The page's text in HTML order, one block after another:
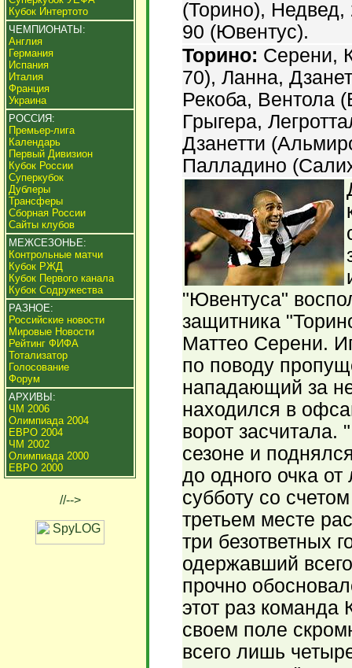
Кубок Интертото
ЧЕМПИОНАТЫ:
Англия
Германия
Испания
Италия
Франция
Украина
РОССИЯ:
Премьер-лига
Календарь
Первый Дивизион
Кубок России
Суперкубок
Дублеры
Трансферы
Сборная России
Сайты клубов
МЕЖСЕЗОНЬЕ:
Контрольные матчи
Кубок РЖД
Кубок Первого канала
Кубок Содружества
РАЗНОЕ:
Российские новости
Мировые Новости
Рейтинг ФИФА
Тотализатор
Голосование
Форум
АРХИВЫ:
ЧМ 2006
Олимпиада 2004
ЕВРО 2004
ЧМ 2002
Олимпиада 2000
ЕВРО 2000
//-->
(Торино), Недвед,
90 (Ювентус).
Торино: Серени,
70), Ланна,
Рекоба, Вентола
Грыгера,
Дзанетти
Палладино
"Ювентуса"
защитника
Маттео Серени.
по поводу
нападающий за
находился в
ворот
сезоне и
до одного очка
субботу со
третьем месте
три безответных
одержавший
прочно
этот раз команда
своем поле
всего лишь